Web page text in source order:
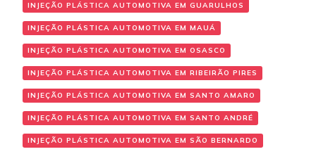
INJEÇÃO PLÁSTICA AUTOMOTIVA EM GUARULHOS
INJEÇÃO PLÁSTICA AUTOMOTIVA EM MAUÁ
INJEÇÃO PLÁSTICA AUTOMOTIVA EM OSASCO
INJEÇÃO PLÁSTICA AUTOMOTIVA EM RIBEIRÃO PIRES
INJEÇÃO PLÁSTICA AUTOMOTIVA EM SANTO AMARO
INJEÇÃO PLÁSTICA AUTOMOTIVA EM SANTO ANDRÉ
INJEÇÃO PLÁSTICA AUTOMOTIVA EM SÃO BERNARDO